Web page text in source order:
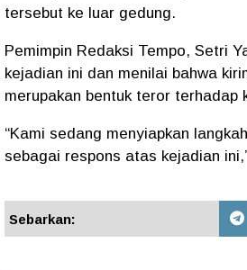
tersebut ke luar gedung.
Pemimpin Redaksi Tempo, Setri
kejadian ini dan menilai bahwa
merupakan bentuk teror terhadap
“Kami sedang menyiapkan
sebagai respons atas kejadian
Sebarkan: